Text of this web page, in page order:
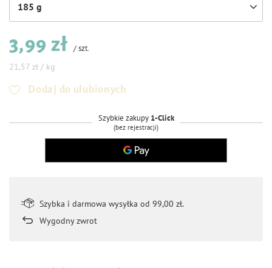
185 g
3,99 zł /szt.
21,57 zł / kg
Dodaj do ulubionych
Szybkie zakupy 1-Click
(bez rejestracji)
Szybka i darmowa wysyłka od 99,00 zł.
Wygodny zwrot